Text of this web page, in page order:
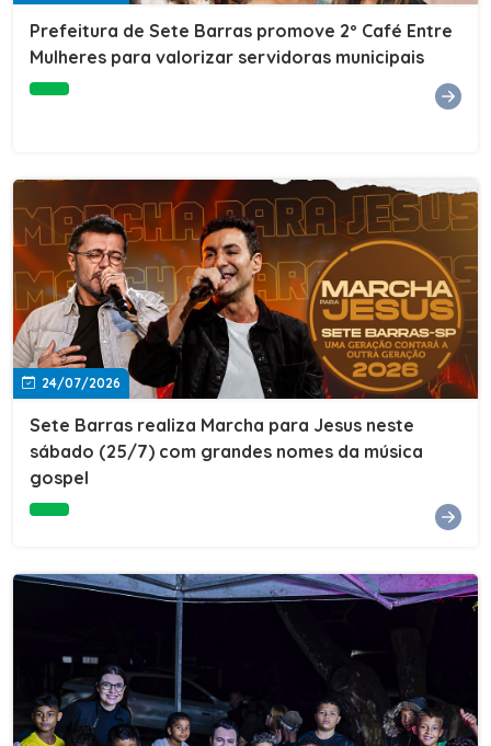
Prefeitura de Sete Barras promove 2º Café Entre
Mulheres para valorizar servidoras municipais
24/07/2026
Sete Barras realiza Marcha para Jesus neste
sábado (25/7) com grandes nomes da música
gospel